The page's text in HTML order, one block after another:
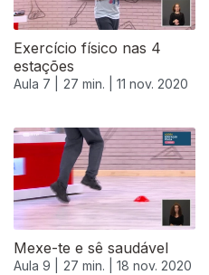
Exercício físico nas 4
estações
Aula 7 | 27 min. | 11 nov. 2020
Mexe-te e sê saudável
Aula 9 | 27 min. | 18 nov. 2020